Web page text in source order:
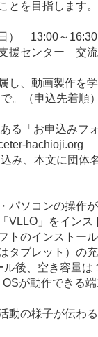
とを目指します。
） 13:00～16:30
援センター 交
し、動画製作を
（申込先着順）
る「お申込みフ
hachioji.org
、本文に団体名
パソコンの操作
」をインス
ストールでき
レット）の充
空き容量は１
が動作でき
動の様子が伝わ